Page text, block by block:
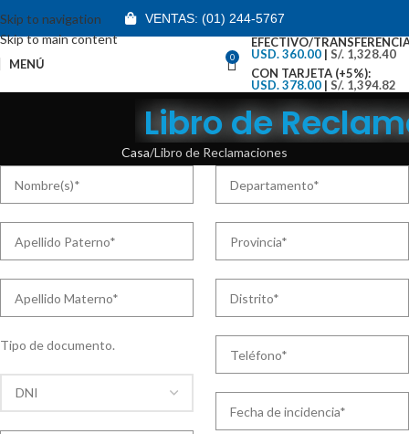
Skip to navigation
Skip to main content
VENTAS: (01) 244-5767
MENÚ 0
EFECTIVO/
USD. 360.00 | S/. 1,328.40
CON TARJETA (+5%):
USD. 378.00 | S/. 1,394.82
Libro de
Casa Libro de Reclamaciones
Tipo de documento.